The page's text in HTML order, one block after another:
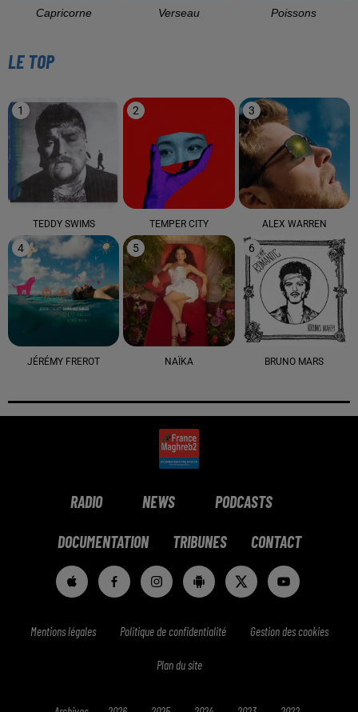
Capricorne Verseau Poissons
LE TOP
1
TEDDY SWIMS
2
TEMPER CITY
3
ALEX WARREN
4
JÉRÉMY FREROT
5
NAÏKA
6
BRUNO MARS
RADIO NEWS PODCASTS
DOCUMENTATION TRIBUNES CONTACT
Mentions légales Politique de confidentialité Gestion des cookies
Plan du site